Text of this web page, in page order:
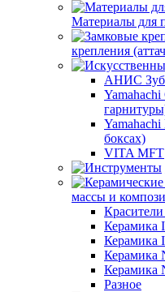
Материалы для
крепления
АНИС
боксах)
VITA MFT
массы и
Керамика
Керамика
Керамика
Керамика
Разное